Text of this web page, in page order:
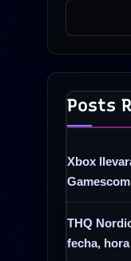
Posts
Xbox
THQ
fecha,